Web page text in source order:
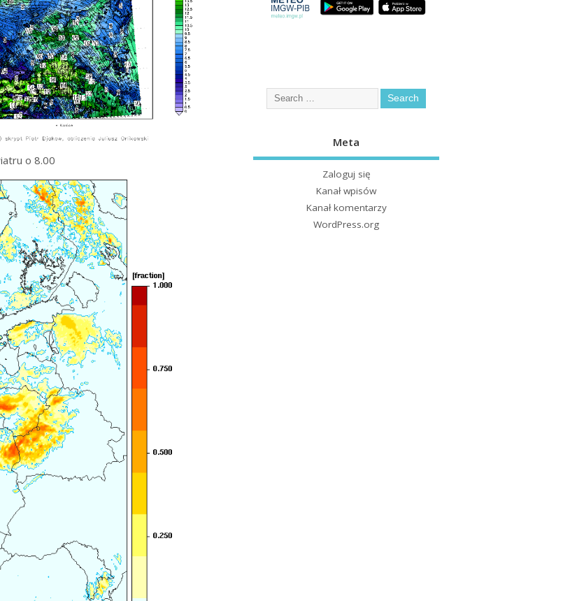
o 8.00
Meta
Zaloguj się
Kanał wpisów
Kanał komentarzy
WordPress.org